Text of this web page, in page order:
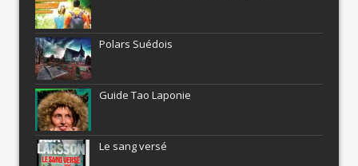
Polars Suédois
Guide Tao Laponie
Le sang versé